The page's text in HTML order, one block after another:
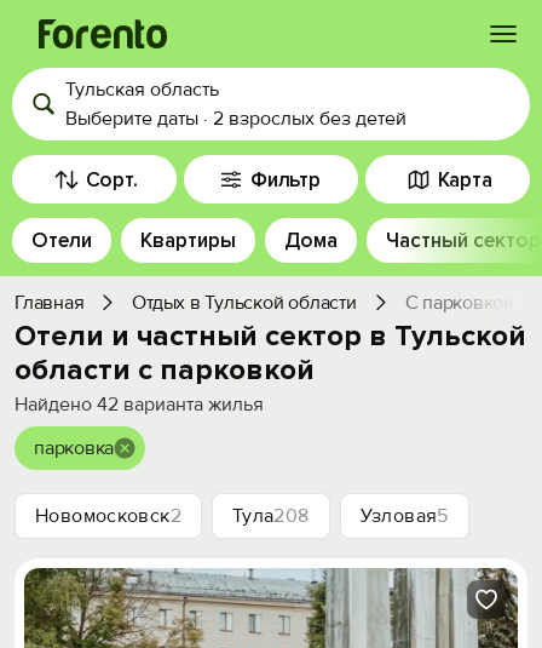
Войти
Избранное
История просмотра
Добавить свой объект
Тульская область
Выберите даты · 2 взрослых без детей
Сорт. Фильтр Карта
Отели Квартиры Дома Частный сектор
Главная Отдых в Тульской области С парковкой
Отели и частный сектор в Тульской
области с парковкой
Найдено 42 варианта жилья
парковка
Новомосковск2 Тула208 Узловая5